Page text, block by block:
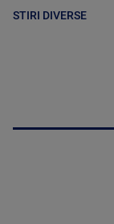
STIRI DIVERSE